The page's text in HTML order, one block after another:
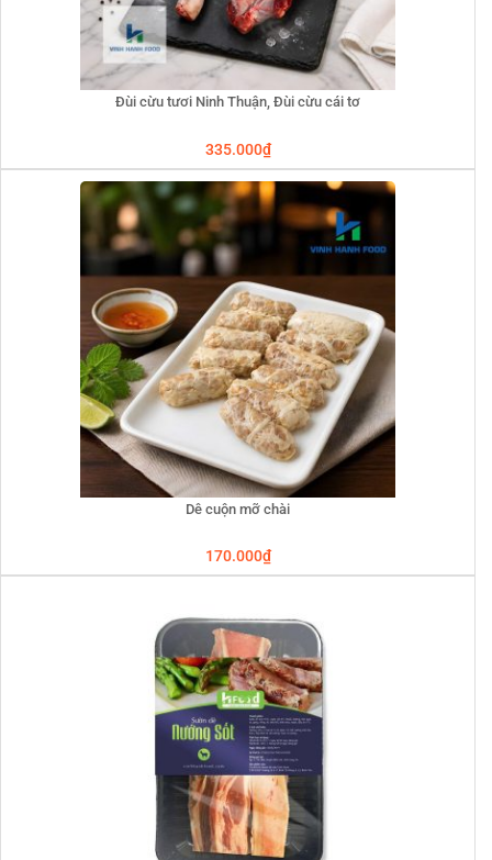
Đùi cừu tươi Ninh Thuận, Đùi cừu cái tơ
335.000₫
Dê cuộn mỡ chài
170.000₫